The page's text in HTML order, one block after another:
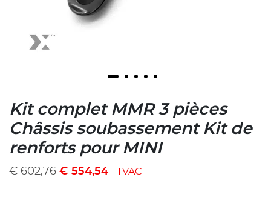
Kit complet MMR 3 pièces
Châssis soubassement Kit de
renforts pour MINI
€602,76 € 554,54 TVAC